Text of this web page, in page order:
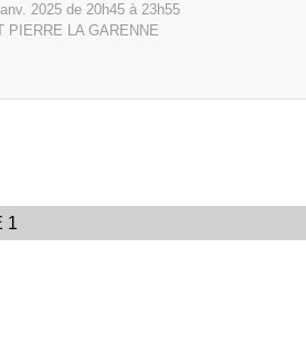
2025 de 20h45 à 23h55
PIERRE LA GARENNE
1